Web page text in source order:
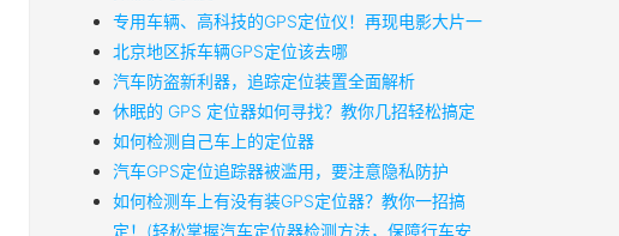
专用车辆、高科技的GPS定位仪！再现电影大片一
北京地区拆车辆GPS定位该去哪
汽车防盗新利器，追踪定位装置全面解析
休眠的 GPS 定位器如何寻找？教你几招轻松搞定
如何检测自己车上的定位器
汽车GPS定位追踪器被滥用，要注意隐私防护
如何检测车上有没有装GPS定位器？教你一招搞
定！(轻松掌握汽车定位器检测方法，保障行车安